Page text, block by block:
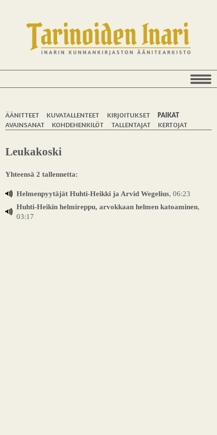
ÄÄNITTEET KUVATALLENTEET KIRJOITUKSET
PAIKAT
AVAINSANAT
KOHDEHENKILÖT TALLENTAJAT KERTOJAT
Leukakoski
Yhteensä 2 tallennetta:
Helmenpyytäjät Huhti-Heikki ja Arvid Wegelius, 06:23
Huhti-Heikin helmireppu, arvokkaan helmen katoaminen,
03:17